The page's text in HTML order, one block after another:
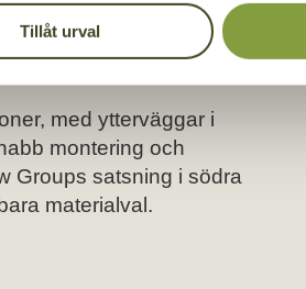
Tillåt urval
Group på Nylanda,
lager och kontor i en
i en etapp.
med ytterväggar i
montering och
Groups satsning i södra
materialval.